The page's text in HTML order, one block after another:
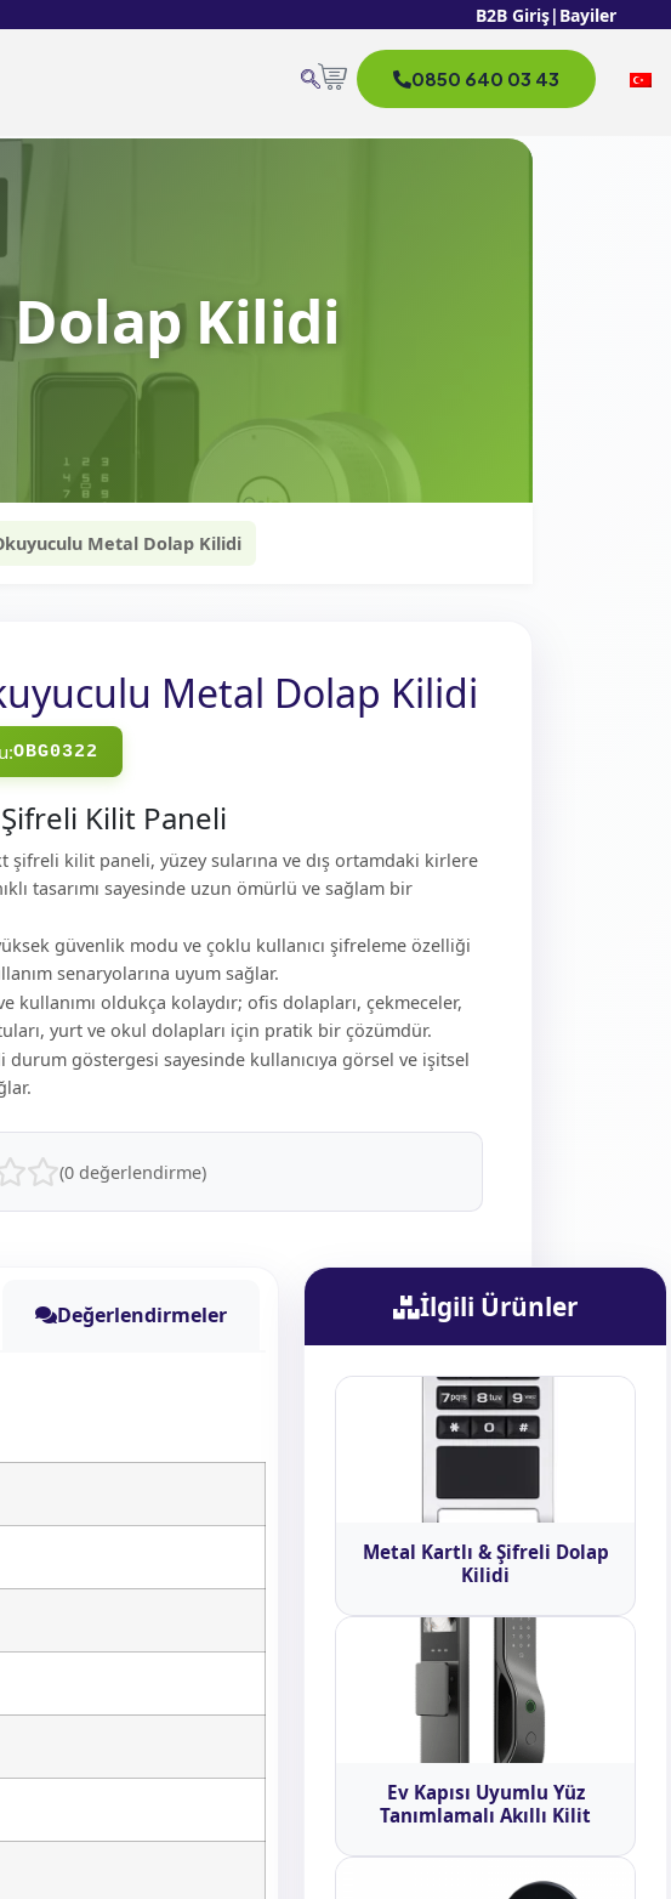
B2B Giriş| Bayiler
0850 640 03 43
Kilidi
Metal Dolap Kilidi
Metal Dolap Kilidi
OBG0322
Kilit Paneli
şifreli kilit paneli, yüzey sularına ve dış ortamdaki kirlere
tasarımı sayesinde uzun ömürlü ve sağlam bir
güvenlik modu ve çoklu kullanıcı şifreleme özelliği
senaryolarına uyum sağlar.
kullanımı oldukça kolaydır; ofis dolapları, çekmeceler,
yurt ve okul dolapları için pratik bir çözümdür.
durum göstergesi sayesinde kullanıcıya görsel ve işitsel
(0 değerlendirme)
Değerlendirmeler İlgili Ürünler
Metal Kartlı & Şifreli Dolap
Kilidi
Ev Kapısı Uyumlu Yüz
Tanımlamalı Akıllı Kilit